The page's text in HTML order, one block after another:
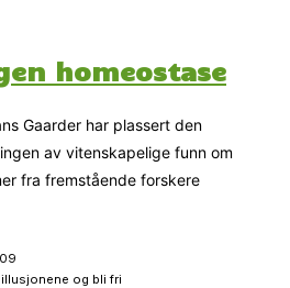
homeostase
Gaarder har plassert den
av vitenskapelige funn om
fra fremstående forskere
og bli fri